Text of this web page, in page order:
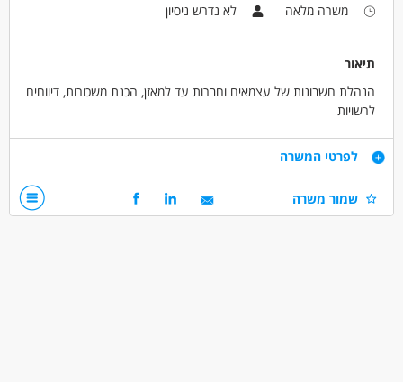
משרה מלאה
לא נדרש ניסיון
תיאור
הנהלת חשבונות של עצמאים וחברות עד למאזן, הכנת משכורות, דיווחים
לרשויות
דרישות
מנהל/ת חשבונות והפקת משכורות, יחסי אנוש טובים, יכולת עבודה
בצוות
לפרטי המשרה
שמור משרה